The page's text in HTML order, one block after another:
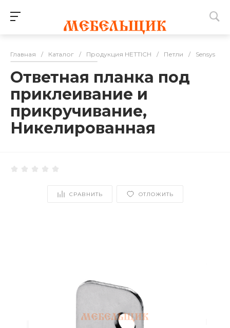
Главная / Каталог / Продукция HETTICH / Петли / Sensys
Ответная планка под
приклеивание и
прикручивание,
Никелированная
СРАВНИТЬ ОТЛОЖИТЬ